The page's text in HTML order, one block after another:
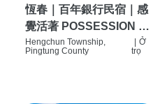
恆春｜百年銀行民宿｜感
覺活著 POSSESSION |
背包客棧 | 恆春必住特色
Hengchun Township,
Pingtung County
Ở
trọ